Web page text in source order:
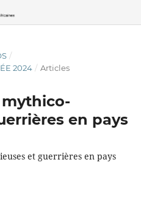
/
2024 / Articles
en pays
et guerrières en pays